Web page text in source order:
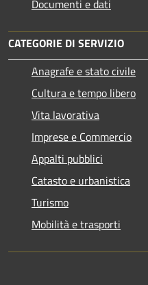
Documenti e dati
CATEGORIE DI SERVIZIO
Anagrafe e stato civile
Cultura e tempo libero
Vita lavorativa
Imprese e Commercio
Appalti pubblici
Catasto e urbanistica
Turismo
Mobilità e trasporti